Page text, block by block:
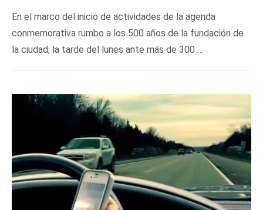
En el marco del inicio de actividades de la agenda
conmemorativa rumbo a los 500 años de la fundación de
la ciudad, la tarde del lunes ante más de 300 …